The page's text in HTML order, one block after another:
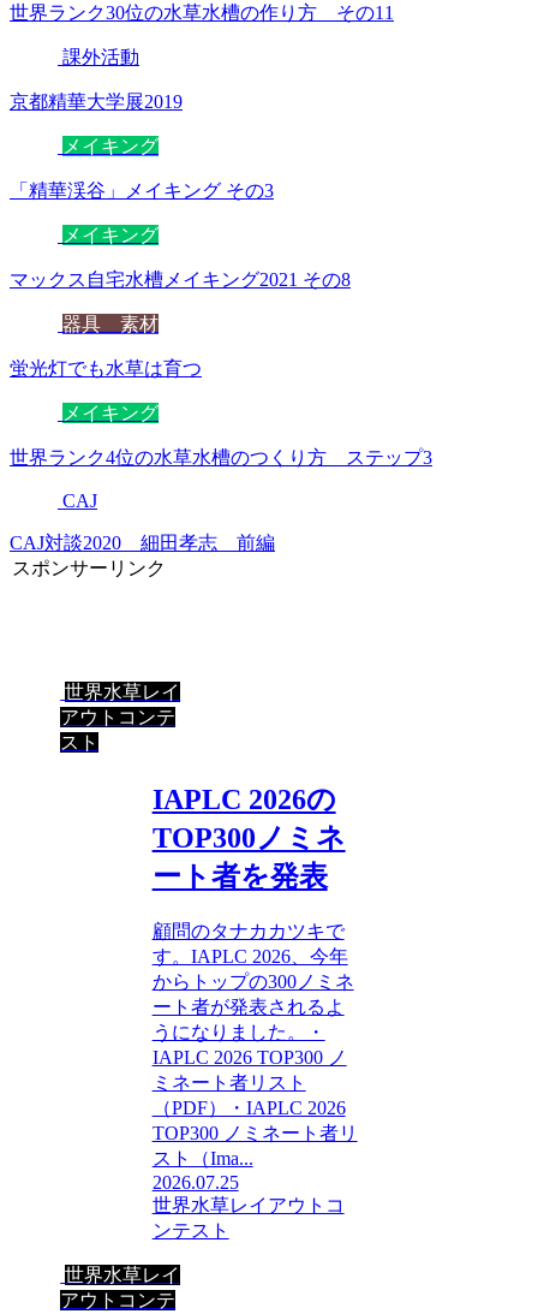
世界ランク30位の水草水槽の作り方 その11
課外活動
京都精華大学展2019
メイキング
「精華渓谷」メイキング その3
メイキング
マックス自宅水槽メイキング2021 その8
器具 素材
蛍光灯でも水草は育つ
メイキング
世界ランク4位の水草水槽のつくり方 ステップ3
CAJ
CAJ対談2020 細田孝志 前編
スポンサーリンク
世界水草レイ
アウトコンテ
スト
IAPLC 2026の
TOP300ノミネ
ート者を発表
顧問のタナカカツキで
す。IAPLC 2026、今年
からトップの300ノミネ
ート者が発表されるよ
うになりました。・
IAPLC 2026 TOP300 ノ
ミネート者リスト
（PDF）・IAPLC 2026
TOP300 ノミネート者リ
スト（Ima...
2026.07.25
世界水草レイアウトコ
ンテスト
世界水草レイ
アウトコンテ